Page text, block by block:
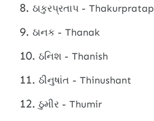
ઠાકુરપ્રતાપ - Thakurpratap
ઠાનક - Thanak
ઠનિશ - Thanish
ઠીનુષાંત - Thinushant
ઠુમીર - Thumir